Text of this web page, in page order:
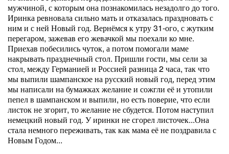
мужчиной, с которым она познакомилась незадолго до того.
Иринка ревновала сильно мать и отказалась праздновать с
ним и с ней Новый год. Вернёмся к утру 31-ого, с жутким
перегаром, зажевав его жевачкой мы поехали ко мне.
Приехав побесились чуток, а потом помогали маме
накрывать празднечный стол. Пришли гости, мы сели за
стол, между Германией и Россией разница 2 часа, так что
мы выпили шампанское на русский новый год, перед этим
мы написали на бумажках желание и сожгли её и утопили
пепел в шампанском и выпили, но есть поверие, что если
листок не згорит, то желание не сбудется. Потом наступил
немецкий новый год. У иринки не сгорел листочек...Она
стала немного переживать, так как мама её не поздравила с
Новым Годом...